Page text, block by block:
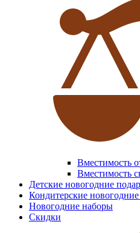
Вместимость
Вместимость
Детские новогодние
Кондитерские
Новогодние наборы
Скидки